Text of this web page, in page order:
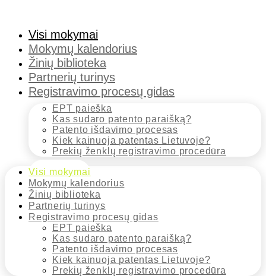
Visi mokymai
Mokymų kalendorius
Žinių biblioteka
Partnerių turinys
Registravimo procesų gidas
EPT paieška
Kas sudaro patento paraišką?
Patento išdavimo procesas
Kiek kainuoja patentas Lietuvoje?
Prekių ženklų registravimo procedūra
Visi mokymai
Mokymų kalendorius
Žinių biblioteka
Partnerių turinys
Registravimo procesų gidas
EPT paieška
Kas sudaro patento paraišką?
Patento išdavimo procesas
Kiek kainuoja patentas Lietuvoje?
Prekių ženklų registravimo procedūra